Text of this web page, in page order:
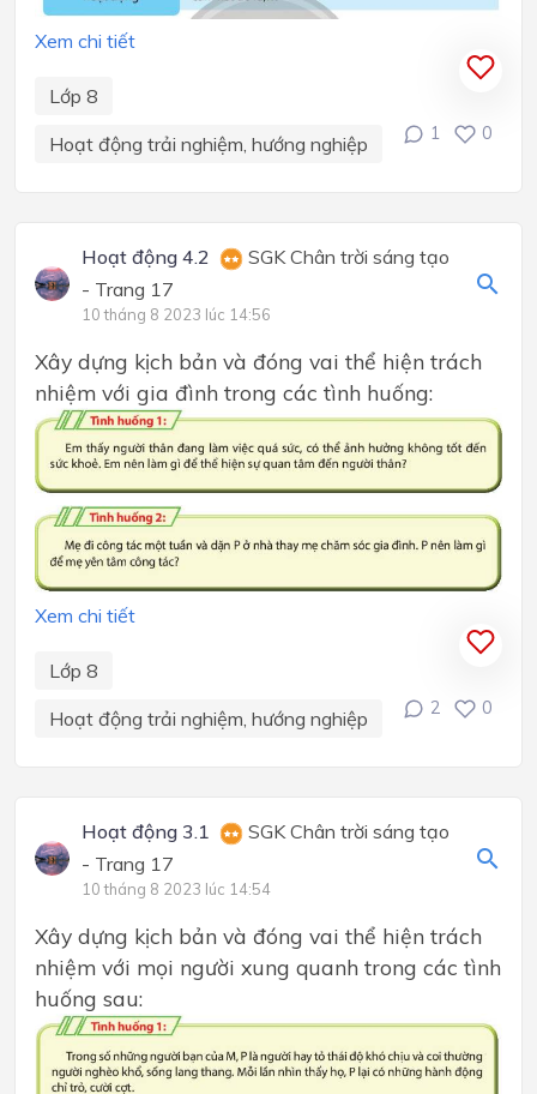
Xem chi tiết
Lớp 8
Hoạt động trải nghiệm, hướng nghiệp
1 0
Hoạt động 4.2
SGK Chân trời sáng tạo
- Trang 17
10 tháng 8 2023 lúc 14:56
Xây dựng kịch bản và đóng vai thể hiện trách
nhiệm với gia đình trong các tình huống:
Xem chi tiết
Lớp 8
Hoạt động trải nghiệm, hướng nghiệp
2 0
Hoạt động 3.1
SGK Chân trời sáng tạo
- Trang 17
10 tháng 8 2023 lúc 14:54
Xây dựng kịch bản và đóng vai thể hiện trách
nhiệm với mọi người xung quanh trong các tình
huống sau: